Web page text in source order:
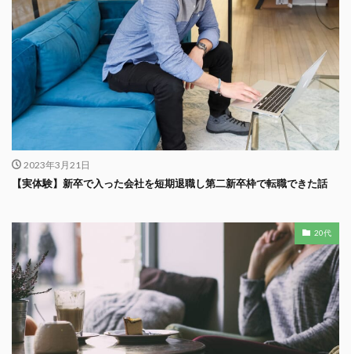
2023年3月21日
【実体験】新卒で入った会社を短期退職し第二新卒枠で転職できた話
20代